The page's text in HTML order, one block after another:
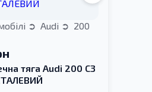
Audi
200
тяга Audi 200 C3